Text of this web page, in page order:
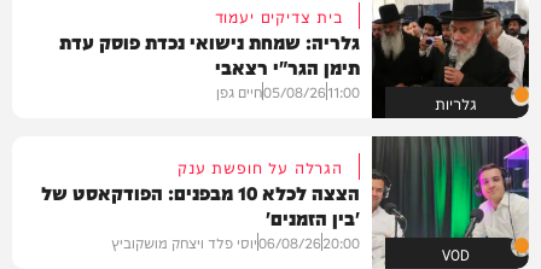
גלריות
בית צדיקים יעמוד
גלריה: שמחת נישואי נכדת פוסק עדת
תימן הגר"י רצאבי
11:00
05/08/26חיים גפן
VOD
הגרלה על חופשת ענק
הצצה לכלא 10 מבפנים: הפודקאסט של
'בין הזמנים'
20:00
06/08/26יוסי פלד ויצחק מושקוביץ